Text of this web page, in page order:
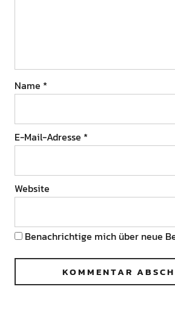
Name *
E-Mail-Adresse *
Website
Benachrichtige mich über neue